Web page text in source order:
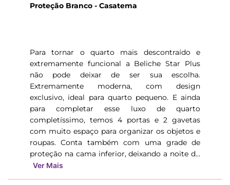
Proteção Branco - Casatema
Para tornar o quarto mais descontraído e
extremamente funcional a Beliche Star Plus
não pode deixar de ser sua escolha.
Extremamente moderna, com design
exclusivo, ideal para quarto pequeno. E ainda
para completar esse luxo de quarto
completíssimo, temos 4 portas e 2 gavetas
com muito espaço para organizar os objetos e
roupas. Conta também com uma grade de
proteção na cama inferior, deixando a noite d...
Ver Mais